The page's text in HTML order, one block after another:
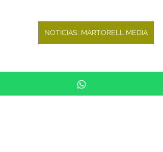
NOTICIAS: MARTORELL MEDIA